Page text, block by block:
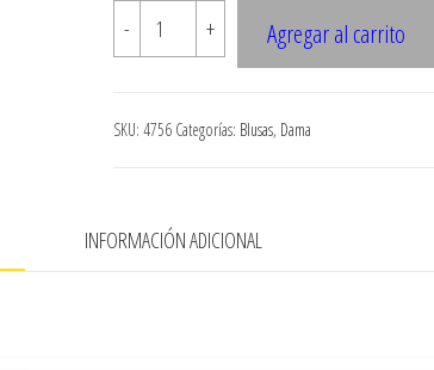
-
4756
BLUSA
ESCOTE
RECOGIDA
+ Agregar al carrito
SKU: 4756 Categorías: Blusas, Dama
INFORMACIÓN ADICIONAL